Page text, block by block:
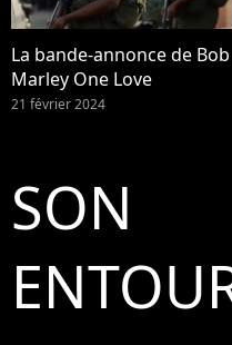
La bande-annonce de Bob
Marley One Love
21 février 2024
SON